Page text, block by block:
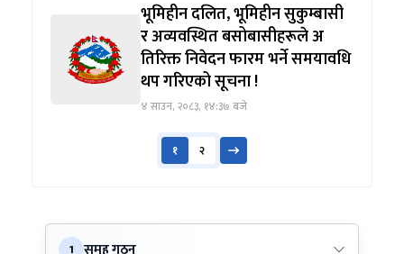
भूमिहीन दलित, भूमिहीन सुकुम्बासी
र अव्यवस्थित बसोबासीहरूले अ
तिरिक्त निवेदन फारम भर्ने समयावधि
थप गरिएको सूचना !
४ साउन, २०८३, १४:३७ बजे
१ २
1